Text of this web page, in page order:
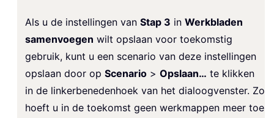
Als u de instellingen van Stap 3 in Werkbladen
samenvoegen wilt opslaan voor toekomstig
gebruik, kunt u een scenario van deze instellingen
opslaan door op Scenario > Opslaan… te klikken
in de linkerbenedenhoek van het dialoogvenster. Zo
hoeft u in de toekomst geen werkmappen meer toe